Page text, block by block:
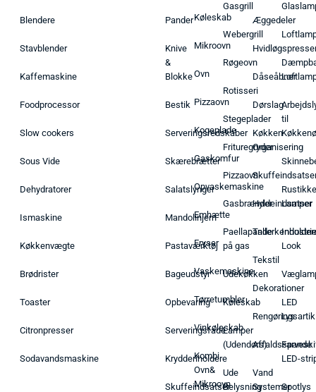
Blendere
Stavblender
Kaffemaskine
Foodprocessor
Slow cookers
Sous Vide
Dehydratorer
Ismaskine
Køkkenvægte
Brødrister
Toaster
Citronpresser
Sodavandsmaskine
Pander
Knive
&
Blokke
Bestik
Serveringsredskaber
Skærebrætter
Salatslynger
Mandolinjern
Pastaværktøj
Bageudstyr
Opbevaring
Serveringsfade
Krydderiholdere
Skuffeindsatser
Køleskab
Mikroovn
Ovn
Pizzaovn
Kogeplade
Gaskomfur
Opvaskemaskine
Emhætte
Fryser
Vaskemaskine
Tørretumbler
Vinkøleskab
Kombi
Ovn&
Mikroovn
Gasgrill
Webergrill
Røgeovn
Rotisseri
Stegeplader
Frituregryder
Pizzaovn
Gasbrænder
Paellapande
på gas
Udekøkken
Køleskab
Lamper
(Udendørs)
Ude
Belysning
Æggedeler
Dåseåbner
Dørslag
Køkken
Organisering
Hyldeindsatser
Tekstil
Dekorationer
Affaldsspande
Vand
Systemer
til
Rustikke
Lamper
Look
LED
Lys
LED-
Spotlys